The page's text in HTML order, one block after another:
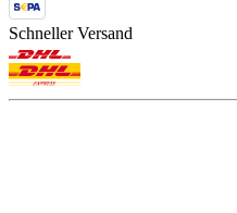
Schneller Versand